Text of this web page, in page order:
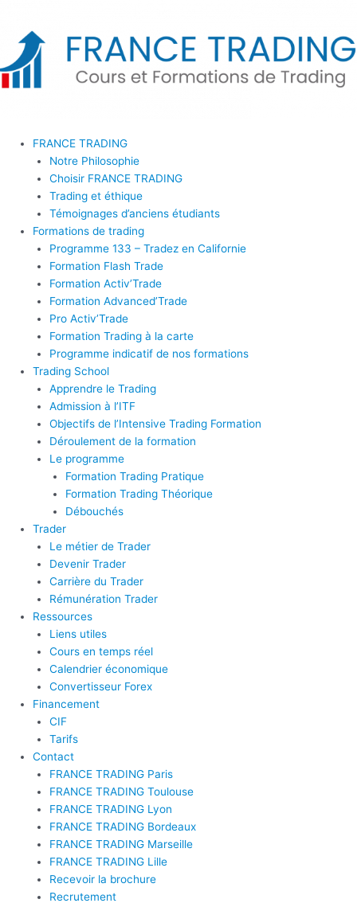
contenu
FRANCE TRADING
Notre Philosophie
Choisir FRANCE TRADING
Trading et éthique
Témoignages d’anciens étudiants
Formations de trading
Programme 133 – Tradez en Californie
Formation Flash Trade
Formation Activ’Trade
Formation Advanced’Trade
Pro Activ’Trade
Formation Trading à la carte
Programme indicatif de nos formations
Trading School
Apprendre le Trading
Admission à l’ITF
Objectifs de l’Intensive Trading Formation
Déroulement de la formation
Le programme
Formation Trading Pratique
Formation Trading Théorique
Débouchés
Trader
Le métier de Trader
Devenir Trader
Carrière du Trader
Rémunération Trader
Ressources
Liens utiles
Cours en temps réel
Calendrier économique
Convertisseur Forex
Financement
CIF
Tarifs
Contact
FRANCE TRADING Paris
FRANCE TRADING Toulouse
FRANCE TRADING Lyon
FRANCE TRADING Bordeaux
FRANCE TRADING Marseille
FRANCE TRADING Lille
Recevoir la brochure
Recrutement